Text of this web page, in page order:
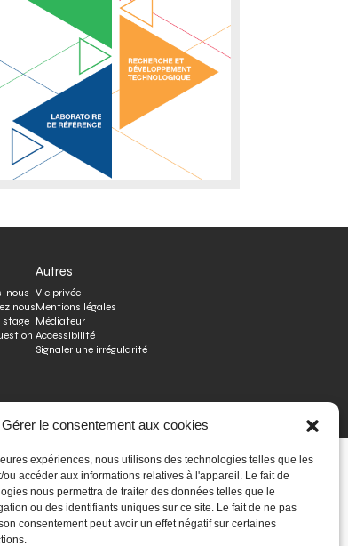
Gérer le consentement aux cookies
expériences, nous utilisons des technologies telles que les
accéder aux informations relatives à l'appareil. Le fait de
nous permettra de traiter des données telles que le
ou des identifiants uniques sur ce site. Le fait de ne pas
consentement peut avoir un effet négatif sur certaines
nous
nous
stage
Autres
Vie privée
Mentions légales
Médiateur
Accessibilité
Signaler une irrégularité